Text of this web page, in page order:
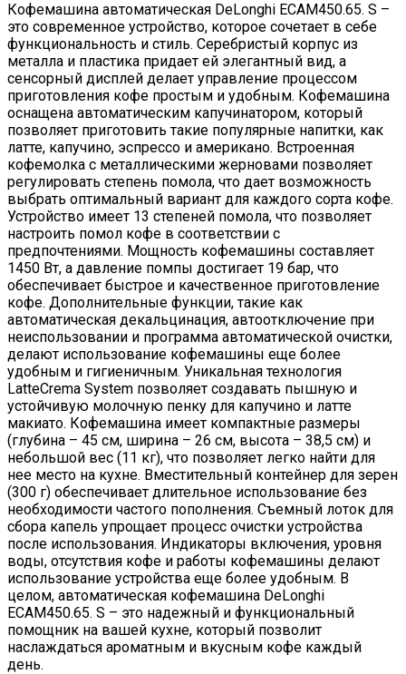
Кофемашина автоматическая DeLonghi ECAM450.65. S –
это современное устройство, которое сочетает в себе
функциональность и стиль. Серебристый корпус из
металла и пластика придает ей элегантный вид, а
сенсорный дисплей делает управление процессом
приготовления кофе простым и удобным. Кофемашина
оснащена автоматическим капучинатором, который
позволяет приготовить такие популярные напитки, как
латте, капучино, эспрессо и американо. Встроенная
кофемолка с металлическими жерновами позволяет
регулировать степень помола, что дает возможность
выбрать оптимальный вариант для каждого сорта кофе.
Устройство имеет 13 степеней помола, что позволяет
настроить помол кофе в соответствии с
предпочтениями. Мощность кофемашины составляет
1450 Вт, а давление помпы достигает 19 бар, что
обеспечивает быстрое и качественное приготовление
кофе. Дополнительные функции, такие как
автоматическая декальцинация, автоотключение при
неиспользовании и программа автоматической очистки,
делают использование кофемашины еще более
удобным и гигиеничным. Уникальная технология
LatteCrema System позволяет создавать пышную и
устойчивую молочную пенку для капучино и латте
макиато. Кофемашина имеет компактные размеры
(глубина – 45 см, ширина – 26 см, высота – 38,5 см) и
небольшой вес (11 кг), что позволяет легко найти для
нее место на кухне. Вместительный контейнер для зерен
(300 г) обеспечивает длительное использование без
необходимости частого пополнения. Съемный лоток для
сбора капель упрощает процесс очистки устройства
после использования. Индикаторы включения, уровня
воды, отсутствия кофе и работы кофемашины делают
использование устройства еще более удобным. В
целом, автоматическая кофемашина DeLonghi
ECAM450.65. S – это надежный и функциональный
помощник на вашей кухне, который позволит
наслаждаться ароматным и вкусным кофе каждый
день.